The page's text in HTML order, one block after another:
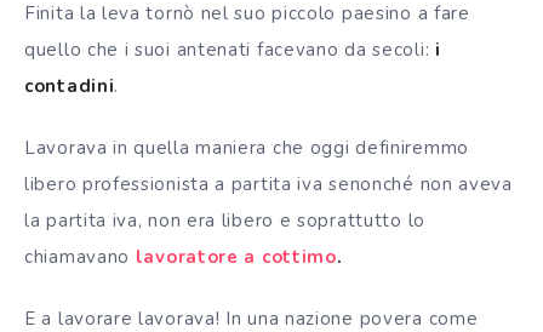
Finita la leva tornò nel suo piccolo paesino a fare
quello che i suoi antenati facevano da secoli: i
contadini.
Lavorava in quella maniera che oggi definiremmo
libero professionista a partita iva senonché non aveva
la partita iva, non era libero e soprattutto lo
chiamavano lavoratore a cottimo.
E a lavorare lavorava! In una nazione povera come